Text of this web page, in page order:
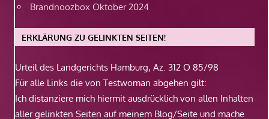
Brandnoozbox Oktober 2024
ERKLÄRUNG ZU GELINKTEN SEITEN!
Urteil des Landgerichts Hamburg, Az. 312 O 85/98
Für alle Links die von Testwoman abgehen gilt:
Ich distanziere mich hiermit ausdrücklich von allen Inhalten
aller gelinkten Seiten auf meinem Blog/Seite und mache